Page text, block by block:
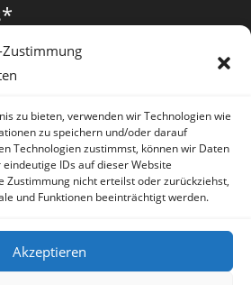
Zustimmung
zu bieten, verwenden wir Technologien wie
zu speichern und/oder darauf
Technologien zustimmst, können wir Daten
IDs auf dieser Website
Zustimmung nicht erteilst oder zurückziehst,
und Funktionen beeinträchtigt werden.
Akzeptieren
*